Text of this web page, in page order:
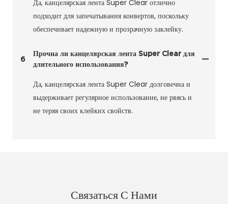
Да, канцелярская лента Super Clear отлично
подходит для запечатывания конвертов, поскольку
обеспечивает надежную и прозрачную заклейку.
6
Прочна ли канцелярская лента Super Clear для
длительного использования?
Да, канцелярская лента Super Clear долговечна и
выдерживает регулярное использование, не рвясь и
не теряя своих клейких свойств.
Связаться С Нами